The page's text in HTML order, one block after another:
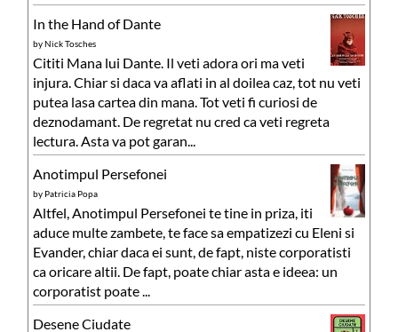
In the Hand of Dante
byNick Tosches
Cititi Mana lui Dante. Il veti adora ori ma veti
injura. Chiar si daca va aflati in al doilea caz, tot nu veti
putea lasa cartea din mana. Tot veti fi curiosi de
deznodamant. De regretat nu cred ca veti regreta
lectura. Asta va pot garan...
Anotimpul Persefonei
by Patricia Popa
Altfel, Anotimpul Persefonei te tine in priza, iti
aduce multe zambete, te face sa empatizezi cu Eleni si
Evander, chiar daca ei sunt, de fapt, niste corporatisti
ca oricare altii. De fapt, poate chiar asta e ideea: un
corporatist poate ...
Desene Ciudate